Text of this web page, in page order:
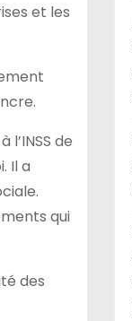
et les
de
Il a
qui
des